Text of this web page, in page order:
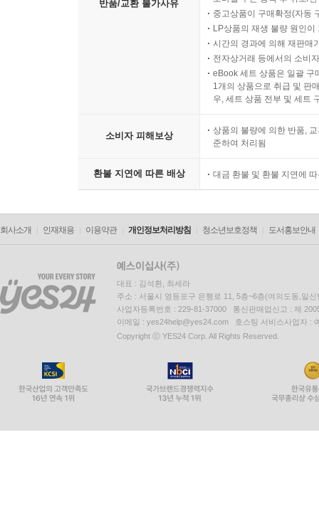
반품/교환 불가사유
중고상품이 구매확정(자동
LP상품의 재생 불량 원인
시간의 경과에 의해 재판매
전자상거래 등에서의 소비
eBook 세트 상품은 일괄 구
1개의 상품으로 취급 및 판
우, 세트 상품 전부 및 세트
소비자 피해보상
상품의 불량에 의한 반품,
준하여 처리됨
환불 지연에 따른 배상 대금 환불 및 환불 지연에
회사소개 인재채용 이용약관 개인정보처리방침 청소년보호정책 도서홍보안내
대표 : 김석환, 최세라
주소 : 서울시 영등포구 은행로 11, 5층~6층(여의도동,일신
사업자등록번호 : 229-81-37000 통신판매업신고 : 제
이메일 : yes24help@yes24.com 호스팅 서비스사업자 :
Copyright ⓒ YES24 Corp. All Rights Reserved.